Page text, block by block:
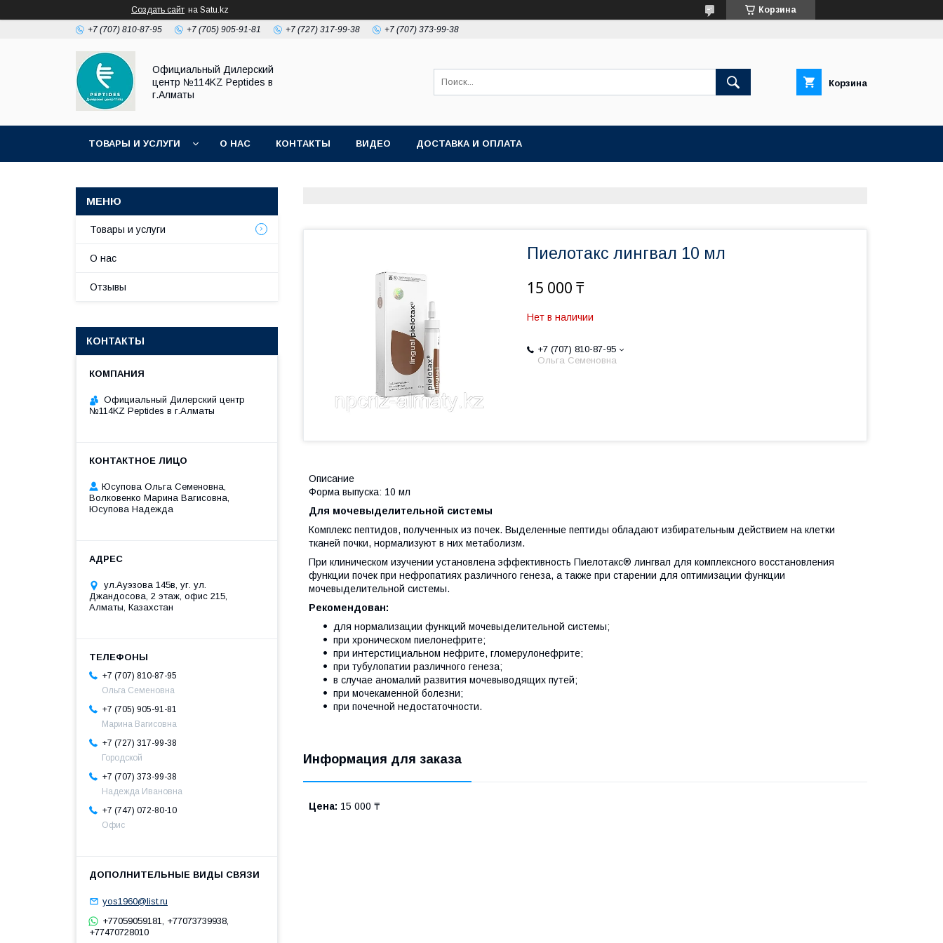
Создать сайт на Satu.kz Корзина
+7 (707) 810-87-95 +7 (705) 905-91-81 +7 (727) 317-99-38 +7 (707) 373-99-38
Официальный Дилерский
центр №114KZ Peptides в
г.Алматы
Корзина
ТОВАРЫ И УСЛУГИ О НАС КОНТАКТЫ ВИДЕО ДОСТАВКА И ОПЛАТА
Пиелотакс лингвал 10 мл
15 000 ₸
Нет в наличии
+7 (707) 810-87-95
Ольга Семеновна
Описание
Форма выпуска: 10 мл
Для мочевыделительной системы
Комплекс пептидов, полученных из почек. Выделенные пептиды обладают избирательным действием на клетки
тканей почки, нормализуют в них метаболизм.
При клиническом изучении установлена эффективность Пиело­такс® лингвал для комплексного восстановления
функции почек при неф­ропатиях различного генеза, а также при старении для оптимизации функции
мочевыделительной системы.
Рекомендован:
для нормализации функций мочевыделительной системы;
при хроническом пиелонефрите;
при интерстициальном нефрите, гломерулонефрите;
при тубулопатии различного генеза;
в случае аномалий развития мочевыводящих путей;
при мочекаменной болезни;
при почечной недостаточности.
Информация для заказа
Цена: 15 000 ₸
Товары и услуги
О нас
Отзывы
КОНТАКТЫ
Официальный Дилерский центр
№114KZ Peptides в г.Алматы
Юсупова Ольга Семеновна,
Волковенко Марина Вагисовна,
Юсупова Надежда
ул.Ауэзова 145в, уг. ул.
Джандосова, 2 этаж, офис 215,
Алматы, Казахстан
+7 (707) 810-87-95
Ольга Семеновна
+7 (705) 905-91-81
Марина Вагисовна
+7 (727) 317-99-38
Городской
+7 (707) 373-99-38
Надежда Ивановна
+7 (747) 072-80-10
Офис
yos1960@list.ru
+77059059181, +77073739938,
+77470728010